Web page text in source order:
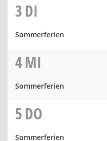
3DI
Sommerferien
4MI
Sommerferien
5DO
Sommerferien